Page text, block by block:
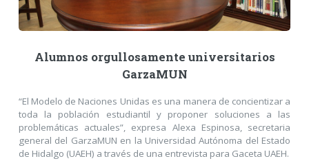
Alumnos orgullosamente universitarios
GarzaMUN
“El Modelo de Naciones Unidas es una manera de concientizar a
toda la población estudiantil y proponer soluciones a las
problemáticas actuales”, expresa Alexa Espinosa, secretaria
general del GarzaMUN en la Universidad Autónoma del Estado
de Hidalgo (UAEH) a través de una entrevista para Gaceta UAEH.